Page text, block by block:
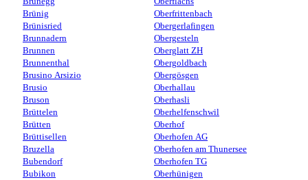
Brünig
Brünisried
Brunnadern
Brunnen
Brunnenthal
Brusino Arsizio
Brusio
Bruson
Brüttelen
Brütten
Brüttisellen
Bruzella
Bubendorf
Bubikon
Oberfrittenbach
Obergerlafingen
Obergesteln
Oberglatt ZH
Obergoldbach
Obergösgen
Oberhallau
Oberhasli
Oberhelfenschwil
Oberhof
Oberhofen AG
Oberhofen am Thunersee
Oberhofen TG
Oberhünigen